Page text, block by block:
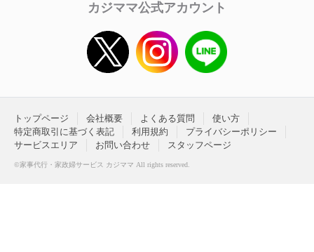
カジママ公式アカウント
トップページ 会社概要 よくある質問
使い方
特定商取引に基づく表記
利用規約
プライバシーポリシー
サービスエリア
お問い合わせ スタッフページ
©家事代行・家政婦サービス カジママ All rights reserved.